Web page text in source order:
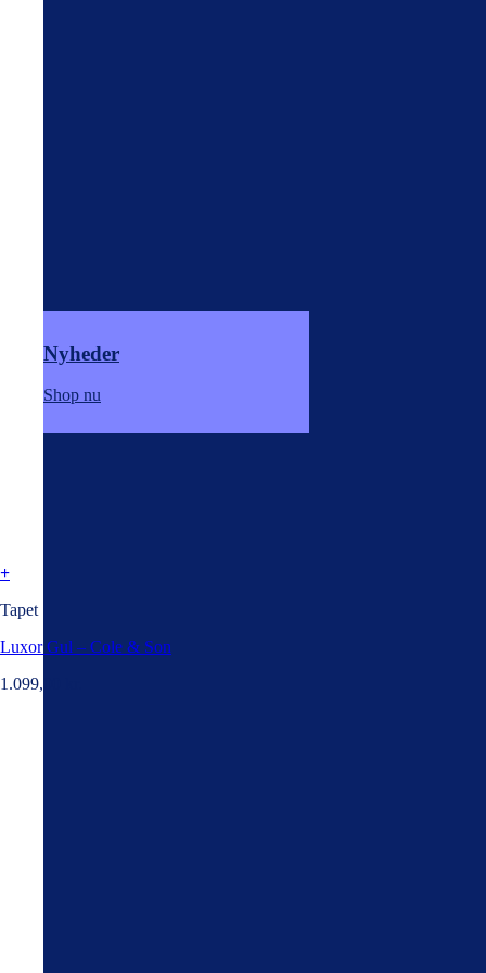
Nyheder
Shop nu
+
Tapet
Luxor Gul – Cole & Son
1.099,00